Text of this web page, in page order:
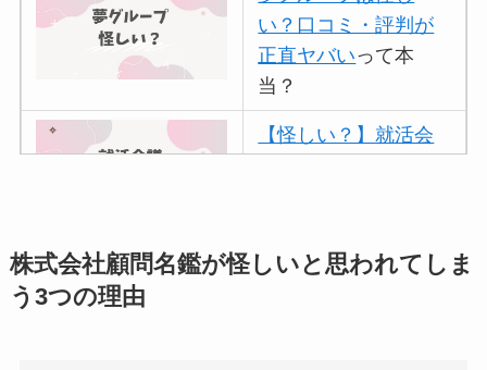
い？口コミ・評判が
正直ヤバいって本
当？
【怪しい？】就活会
アトムクリニックは
株式会社顧問名鑑が怪しいと思われてしま
う3つの理由